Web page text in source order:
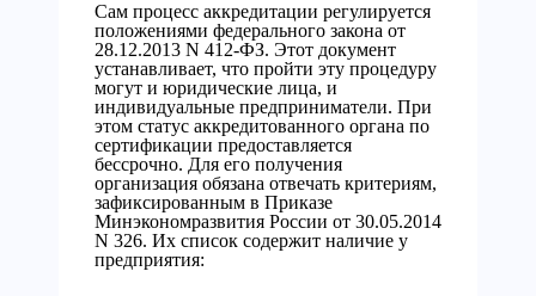
Сам процесс аккредитации регулируется
положениями федерального закона от
28.12.2013 N 412-ФЗ. Этот документ
устанавливает, что пройти эту процедуру
могут и юридические лица, и
индивидуальные предприниматели. При
этом статус аккредитованного органа по
сертификации предоставляется
бессрочно. Для его получения
организация обязана отвечать критериям,
зафиксированным в Приказе
Минэкономразвития России от 30.05.2014
N 326. Их список содержит наличие у
предприятия: